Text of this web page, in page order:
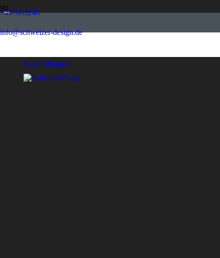
+497063240
info@schweizer-design.de
Werbemittel
Beschriftungen